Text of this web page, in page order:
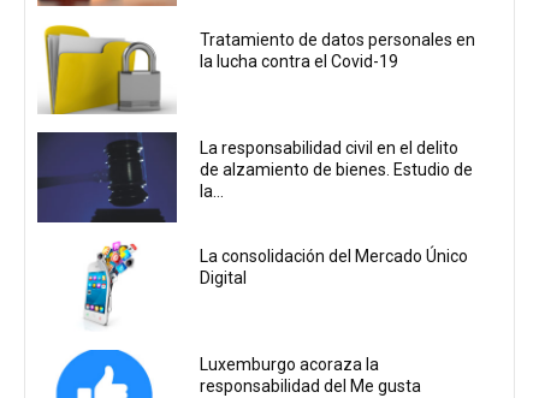
Tratamiento de datos personales en
la lucha contra el Covid-19
La responsabilidad civil en el delito
de alzamiento de bienes. Estudio de
la...
La consolidación del Mercado Único
Digital
Luxemburgo acoraza la
responsabilidad del Me gusta